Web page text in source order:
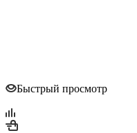
Быстрый просмотр